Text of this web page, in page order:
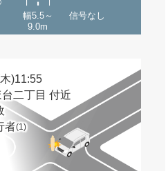
幅5.5～
9.0m
信号なし
)11:55
二丁目 付近
者(1)